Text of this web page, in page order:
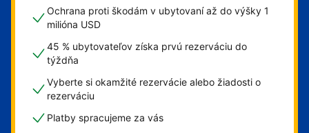
Ochrana proti škodám v ubytovaní až do výšky 1
milióna USD
45 % ubytovateľov získa prvú rezerváciu do
týždňa
Vyberte si okamžité rezervácie alebo žiadosti o
rezerváciu
Platby spracujeme za vás